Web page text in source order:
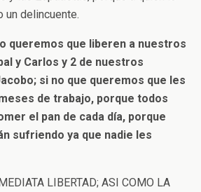
un delincuente.
queremos que liberen a nuestros
y Carlos y 2 de nuestros
si no que queremos que les
de trabajo, porque todos
el pan de cada día, porque
sufriendo ya que nadie les
LIBERTAD; ASI COMO LA